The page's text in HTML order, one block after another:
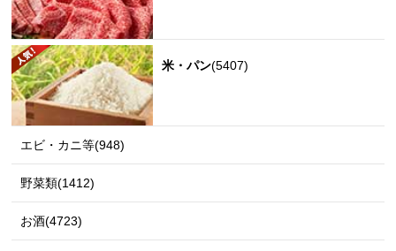
米・パン(5407)
エビ・カニ等(948)
野菜類(1412)
お酒(4723)